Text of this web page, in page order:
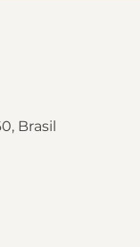
Brasil